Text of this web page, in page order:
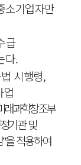
소기업자만
급
다.
시행령,
업
래과학창조부
기관 및
”을 적용하여